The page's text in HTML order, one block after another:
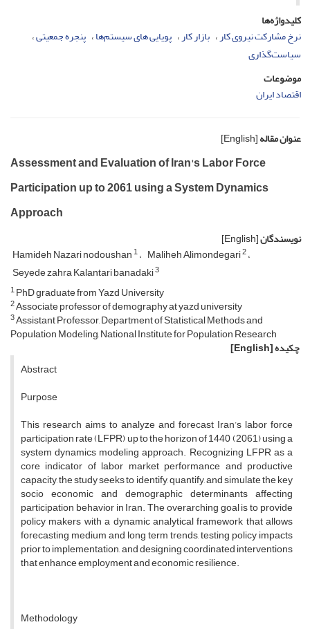
کلیدواژه‌ها
نرخ مشارکت نیروی کار بازار کار پویایی های سیستم‌ها پنجره جمعیتی
سیاست‌گذاری
موضوعات
اقتصاد ایران
عنوان مقاله[English]
Assessment and Evaluation of Iran's Labor Force
Participation up to 2061 using a System Dynamics
Approach
نویسندگان[English]
Hamideh Nazari nodoushan1 Maliheh Alimondegari2
Seyede zahra Kalantari banadaki3
1PhD graduate from Yazd University
2Associate professor of demography at yazd university
3Assistant Professor, Department of Statistical Methods and
Population Modeling, National Institute for Population Research
چکیده[English]
Abstract
Purpose
This research aims to analyze and forecast Iran’s labor force
participation rate (LFPR) up to the horizon of 1440 (2061) using a
system dynamics modeling approach. Recognizing LFPR as a
core indicator of labor market performance and productive
capacity, the study seeks to identify, quantify, and simulate the key
socio economic and demographic determinants affecting
participation behavior in Iran. The overarching goal is to provide
policy makers with a dynamic analytical framework that allows
forecasting medium and long term trends, testing policy impacts
prior to implementation, and designing coordinated interventions
that enhance employment and economic resilience.
Methodology